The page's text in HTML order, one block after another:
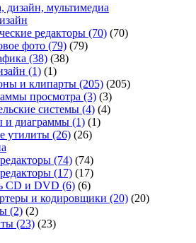
дизайн, мультимедиа
редакторы (70) (70)
фото (79) (79)
(38) (38)
(1) (1)
и клипарты (205) (205)
просмотра (3) (3)
системы (4) (4)
и диаграммы (1) (1)
утилиты (26) (26)
(74) (74)
(17) (17)
CD и DVD (6) (6)
и кодировщики (20) (20)
(2) (2)
(23) (23)